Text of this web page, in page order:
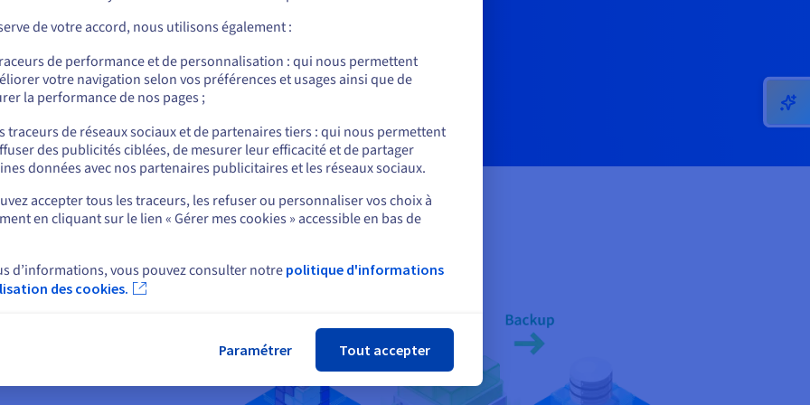
Un expert OVHcloud vous rappelle gratuitement
Être rappelé
système de sauvegarde
impact sur
us.ovhcloud.com/hosted-private-cloud Anglais USD - $
ou
sur le site actuel
un autre site web
de votre accord, nous utilisons également :
de performance et de personnalisation : qui nous permettent
votre navigation selon vos préférences et usages ainsi que de
la performance de nos pages ;
traceurs de réseaux sociaux et de partenaires tiers : qui nous permettent
des publicités ciblées, de mesurer leur efficacité et de partager
données avec nos partenaires publicitaires et les réseaux sociaux.
accepter tous les traceurs, les refuser ou personnaliser vos choix à
en cliquant sur le lien « Gérer mes cookies » accessible en bas de
d’informations, vous pouvez consulter notre politique d'informations
des cookies.
Paramétrer Tout accepter